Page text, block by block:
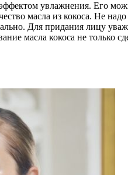
увлажнения. Его
масла из кокоса. Не
Для придания лицу
масла кокоса не